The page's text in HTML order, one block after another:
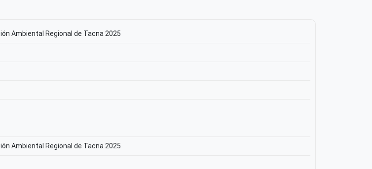
Ambiental Regional de Tacna 2025
Ambiental Regional de Tacna 2025